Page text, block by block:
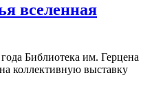
вселенная
Библиотека им. Герцена
коллективную выставку